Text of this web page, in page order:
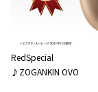
RedSpecial
♪ZOGANKIN OVO